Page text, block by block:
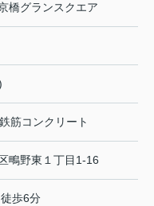
橋グランスクエア
筋コンクリート
鴫野東 １丁目1-16
徒歩6分